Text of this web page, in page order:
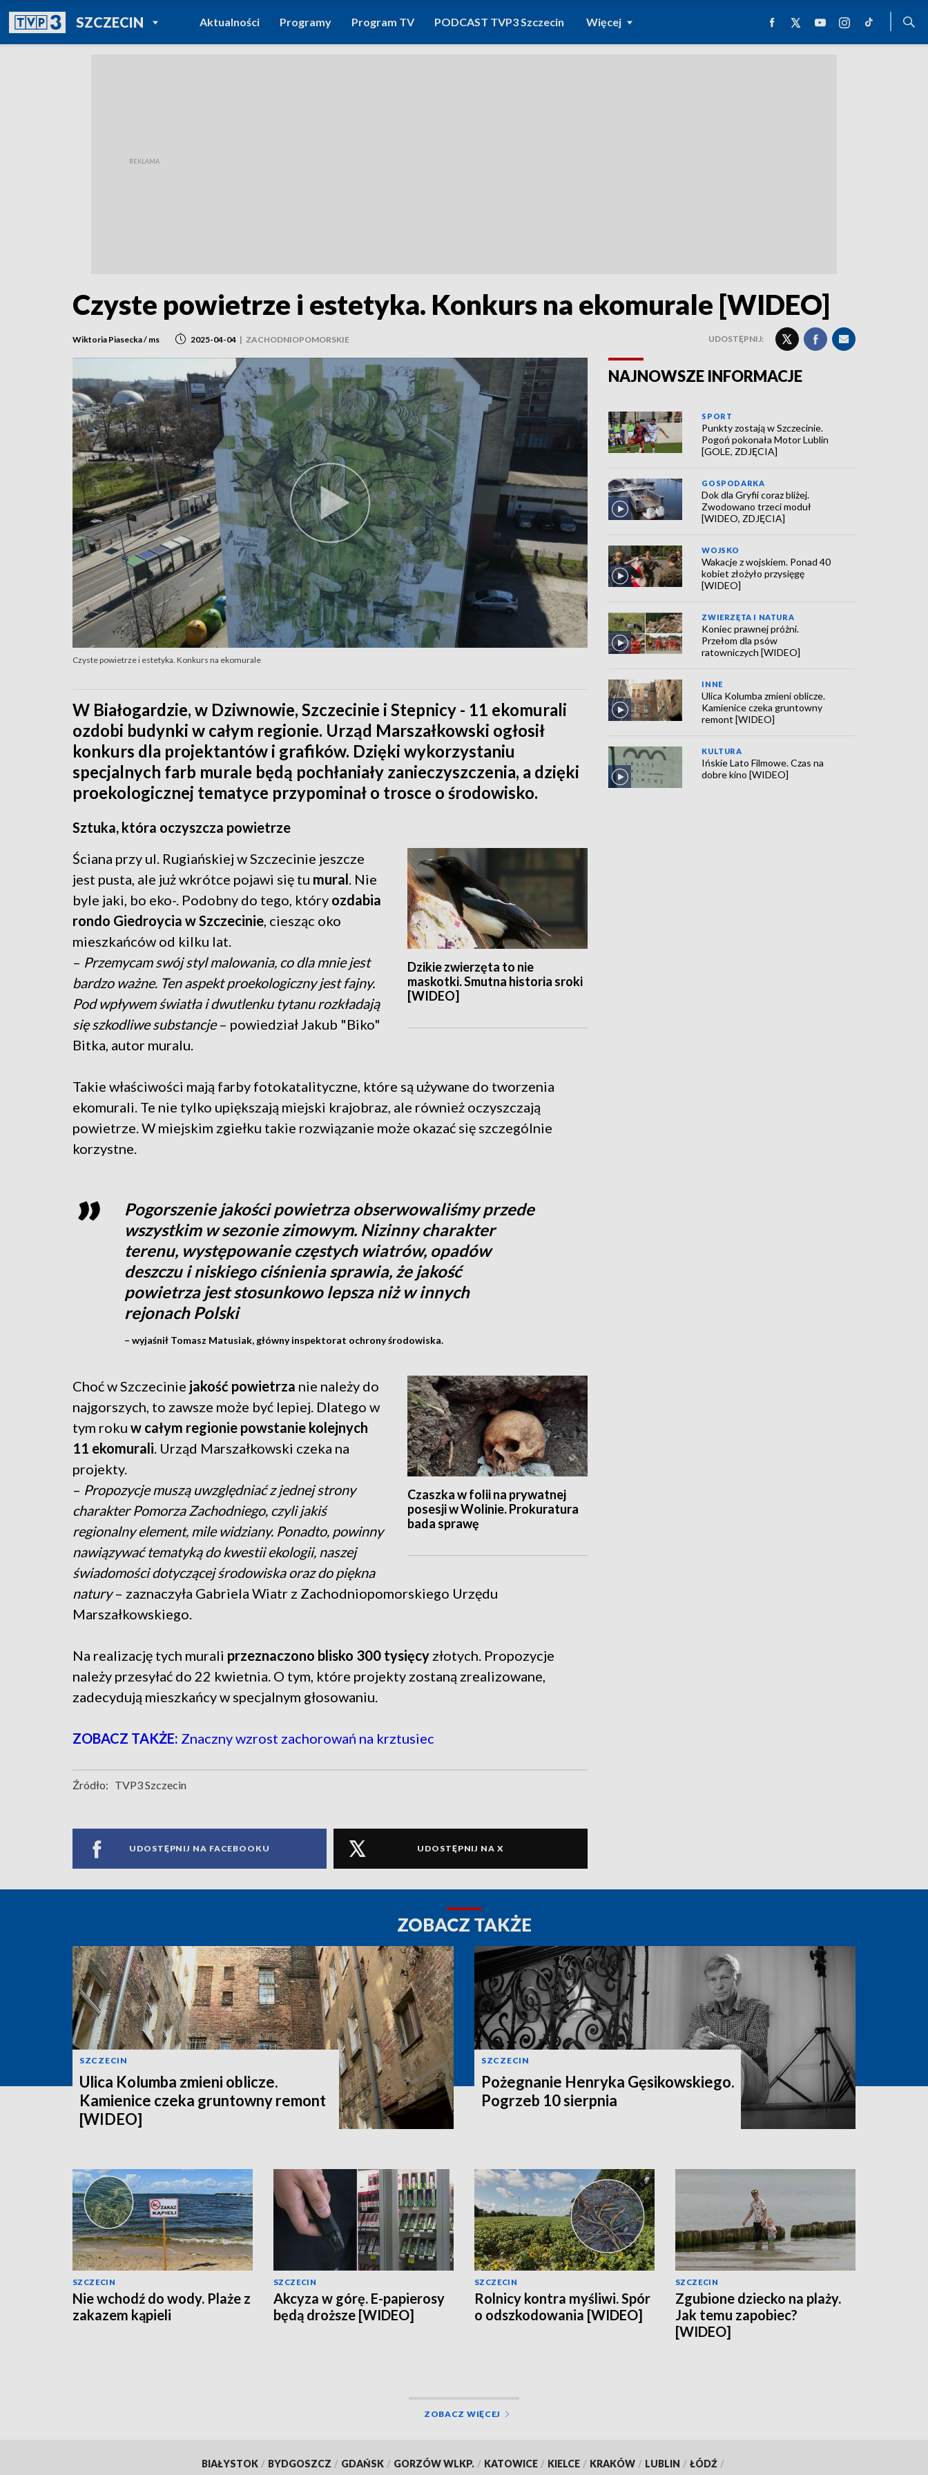
SZCZECINPOWRÓT DO
TVP REGIONY
Aktualności Programy Program TV PODCAST TVP3 Szczecin Więcej
Czyste powietrze i estetyka. Konkurs na ekomurale [WIDEO]
Wiktoria Piasecka / ms 2025-04-04 | ZACHODNIOPOMORSKIE UDOSTĘPNIJ:
Czyste powietrze i estetyka. Konkurs na ekomurale
W Białogardzie, w Dziwnowie, Szczecinie i Stepnicy - 11 ekomurali
ozdobi budynki w całym regionie. Urząd Marszałkowski ogłosił
konkurs dla projektantów i grafików. Dzięki wykorzystaniu
specjalnych farb murale będą pochłaniały zanieczyszczenia, a dzięki
proekologicznej tematyce przypominał o trosce o środowisko.
Sztuka, która oczyszcza powietrze
Dzikie zwierzęta to nie
maskotki. Smutna historia sroki
[WIDEO]
Ściana przy ul. Rugiańskiej w Szczecinie jeszcze
jest pusta, ale już wkrótce pojawi się tu mural . Nie
byle jaki, bo eko-. Podobny do tego, który ozdabia
rondo Giedroycia w Szczecinie , ciesząc oko
mieszkańców od kilku lat.
– Przemycam swój styl malowania, co dla mnie jest
bardzo ważne. Ten aspekt proekologiczny jest fajny.
Pod wpływem światła i dwutlenku tytanu rozkładają
się szkodliwe substancje– powiedział Jakub "Biko"
Bitka, autor muralu.
Takie właściwości mają farby fotokatalityczne, które są używane do tworzenia
ekomurali. Te nie tylko upiększają miejski krajobraz, ale również oczyszczają
powietrze. W miejskim zgiełku takie rozwiązanie może okazać się szczególnie
korzystne.
Pogorszenie jakości powietrza obserwowaliśmy przede
wszystkim w sezonie zimowym. Nizinny charakter
terenu, występowanie częstych wiatrów, opadów
deszczu i niskiego ciśnienia sprawia, że jakość
powietrza jest stosunkowo lepsza niż w innych
rejonach Polski
– wyjaśnił Tomasz Matusiak, główny inspektorat ochrony środowiska.
Czaszka w folii na prywatnej
posesji w Wolinie. Prokuratura
bada sprawę
Choć w Szczecinie jakość powietrza nie należy do
najgorszych, to zawsze może być lepiej. Dlatego w
tym roku w całym regionie powstanie kolejnych
11 ekomurali . Urząd Marszałkowski czeka na
projekty.
– Propozycje muszą uwzględniać z jednej strony
charakter Pomorza Zachodniego, czyli jakiś
regionalny element, mile widziany. Ponadto, powinny
nawiązywać tematyką do kwestii ekologii, naszej
świadomości dotyczącej środowiska oraz do piękna
natury– zaznaczyła Gabriela Wiatr z Zachodniopomorskiego Urzędu
Marszałkowskiego.
Na realizację tych murali przeznaczono blisko 300 tysięcy złotych. Propozycje
należy przesyłać do 22 kwietnia. O tym, które projekty zostaną zrealizowane,
zadecydują mieszkańcy w specjalnym głosowaniu.
ZOBACZ TAKŻE: Znaczny wzrost zachorowań na krztusiec
Źródło: TVP3 Szczecin
UDOSTĘPNIJ NA FACEBOOKU UDOSTĘPNIJ NA X
NAJNOWSZE INFORMACJE
SPORT
Punkty zostają w Szczecinie.
Pogoń pokonała Motor Lublin
[GOLE, ZDJĘCIA]
GOSPODARKA
Dok dla Gryfii coraz bliżej.
Zwodowano trzeci moduł
[WIDEO, ZDJĘCIA]
WOJSKO
Wakacje z wojskiem. Ponad 40
kobiet złożyło przysięgę
[WIDEO]
ZWIERZĘTA I NATURA
Koniec prawnej próżni.
Przełom dla psów
ratowniczych [WIDEO]
INNE
Ulica Kolumba zmieni oblicze.
Kamienice czeka gruntowny
remont [WIDEO]
KULTURA
Ińskie Lato Filmowe. Czas na
dobre kino [WIDEO]
ZOBACZ TAKŻE
SZCZECIN
Ulica Kolumba zmieni oblicze.
Kamienice czeka gruntowny remont
[WIDEO]
SZCZECIN
Pożegnanie Henryka Gęsikowskiego.
Pogrzeb 10 sierpnia
SZCZECIN
Nie wchodź do wody. Plaże z
zakazem kąpieli
SZCZECIN
Akcyza w górę. E-papierosy
będą droższe [WIDEO]
SZCZECIN
Rolnicy kontra myśliwi. Spór
o odszkodowania [WIDEO]
SZCZECIN
Zgubione dziecko na plaży.
Jak temu zapobiec?
[WIDEO]
ZOBACZ WIĘCEJ
BIAŁYSTOK / BYDGOSZCZ / GDAŃSK / GORZÓW WLKP. / KATOWICE / KIELCE / KRAKÓW / LUBLIN / ŁÓDŹ /